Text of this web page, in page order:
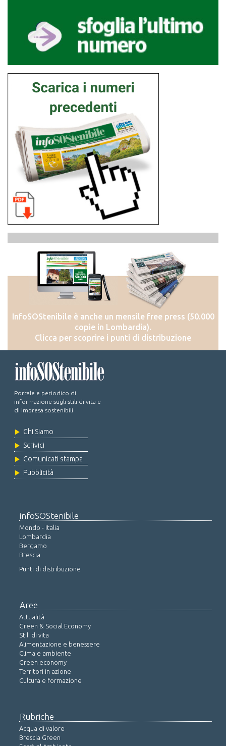
InfoSOStenibile è anche un mensile free press (50.000
copie in Lombardia).
Clicca per scoprire i punti di distribuzione
Portale e periodico di
informazione sugli stili di vita e
di impresa sostenibili
Chi Siamo
Scrivici
Comunicati stampa
Pubblicità
infoSOStenibile
Mondo - Italia
Lombardia
Bergamo
Brescia
Punti di distribuzione
Aree
Attualità
Green & Social Economy
Stili di vita
Alimentazione e benessere
Clima e ambiente
Green economy
Territori in azione
Cultura e formazione
Rubriche
Acqua di valore
Brescia Green